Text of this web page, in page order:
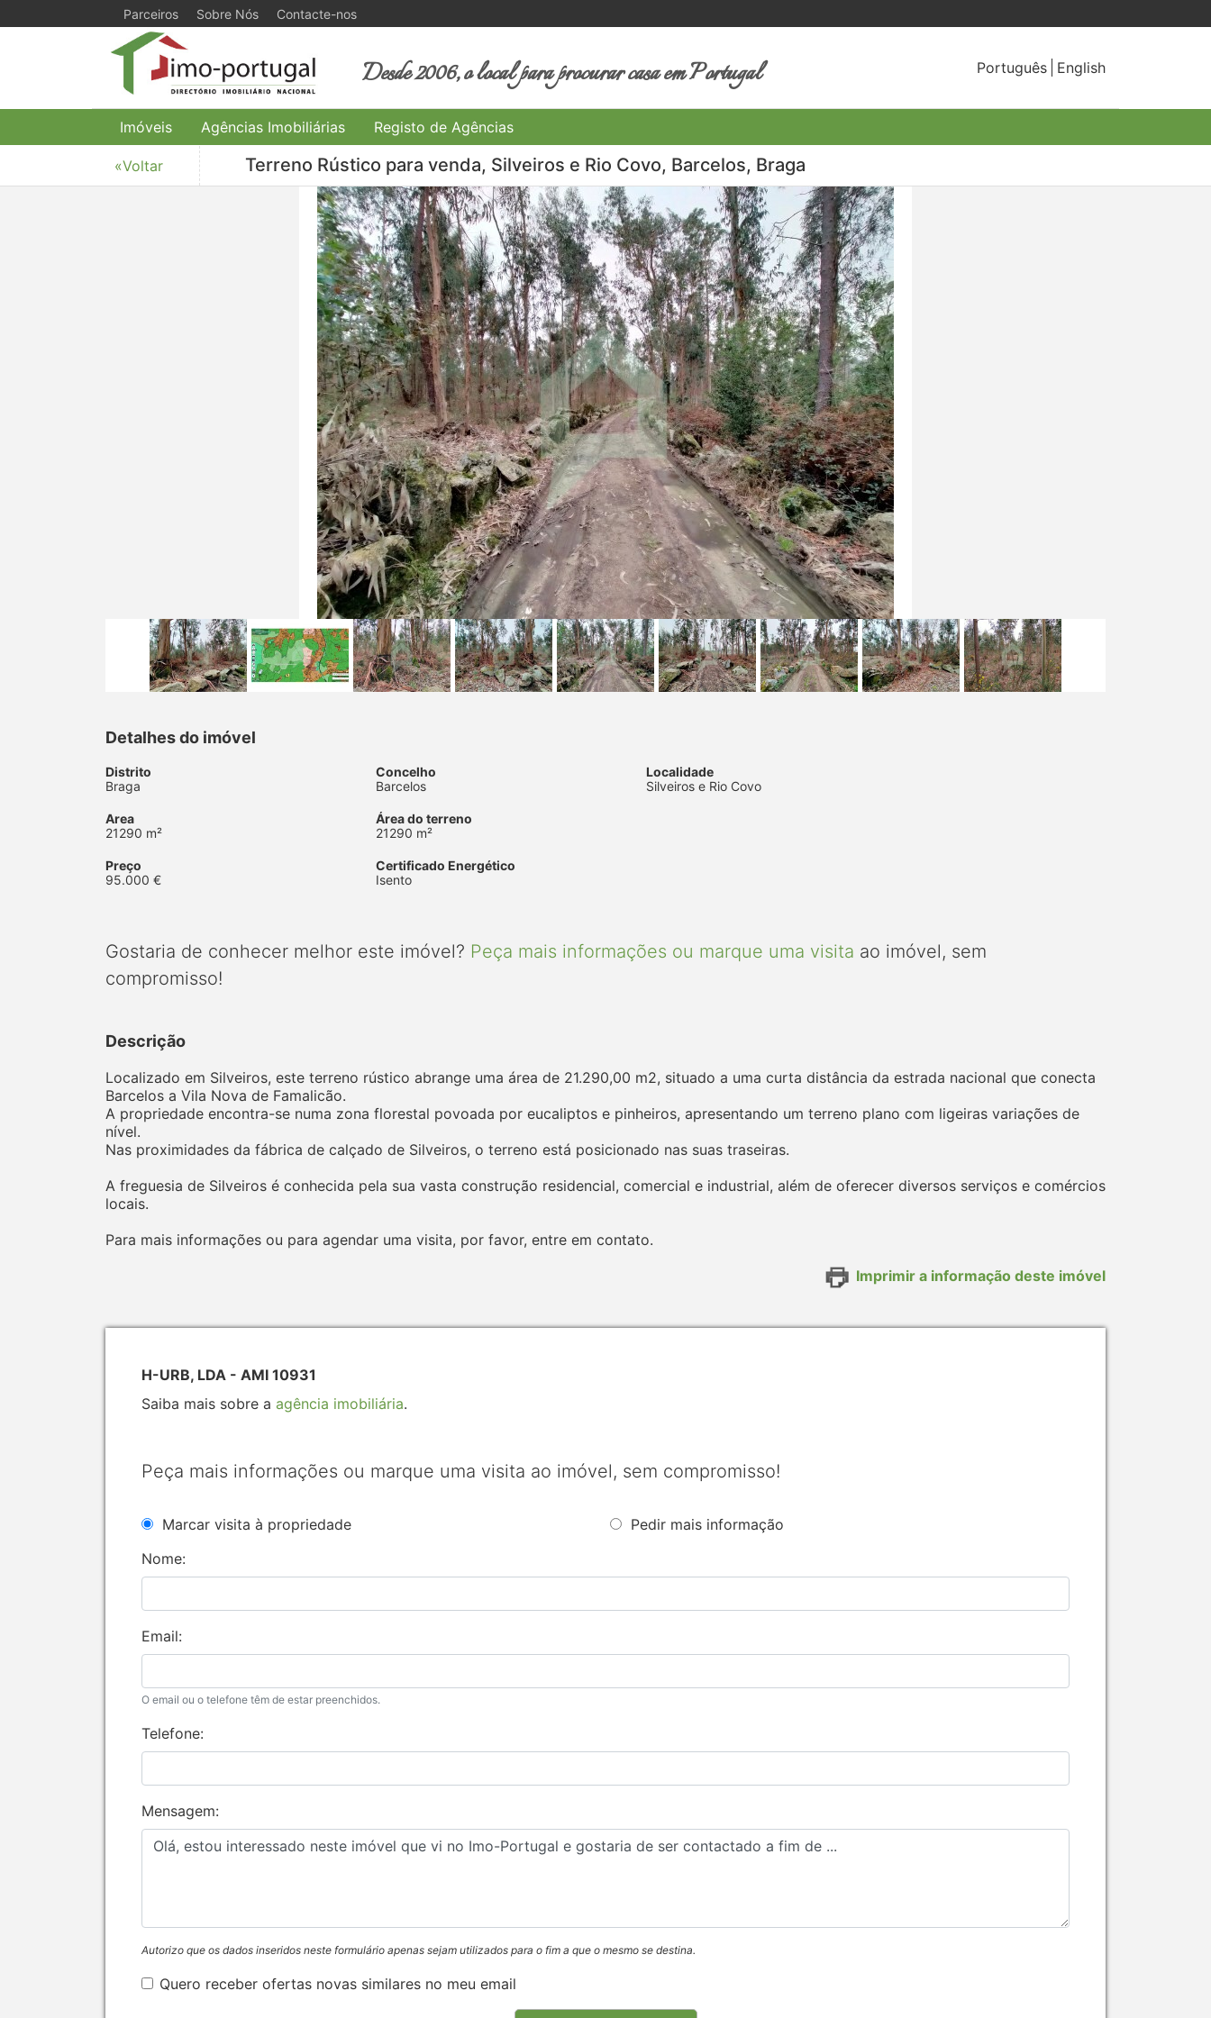
Parceiros Sobre Nós Contacte-nos
Desde 2006, o local para procurar casa em Portugal Português English
Imóveis Agências Imobiliárias Registo de Agências
«Voltar Terreno Rústico para venda, Silveiros e Rio Covo, Barcelos, Braga
Detalhes do imóvel
Distrito
Braga
Concelho
Barcelos
Localidade
Silveiros e Rio Covo
Area
21290 m²
Área do terreno
21290 m²
Preço
95.000 €
Certificado Energético
Isento
Gostaria de conhecer melhor este imóvel? Peça mais informações ou marque uma visita ao imóvel, sem
compromisso!
Descrição
Localizado em Silveiros, este terreno rústico abrange uma área de 21.290,00 m2, situado a uma curta distância da estrada nacional que conecta
Barcelos a Vila Nova de Famalicão.
A propriedade encontra-se numa zona florestal povoada por eucaliptos e pinheiros, apresentando um terreno plano com ligeiras variações de
nível.
Nas proximidades da fábrica de calçado de Silveiros, o terreno está posicionado nas suas traseiras.
A freguesia de Silveiros é conhecida pela sua vasta construção residencial, comercial e industrial, além de oferecer diversos serviços e comércios
locais.
Para mais informações ou para agendar uma visita, por favor, entre em contato.
Imprimir a informação deste imóvel
H-URB, LDA - AMI 10931
Saiba mais sobre a agência imobiliária.
Peça mais informações ou marque uma visita ao imóvel, sem compromisso!
Marcar visita à propriedade
Pedir mais informação
Nome:
Email:
O email ou o telefone têm de estar preenchidos.
Telefone:
Mensagem:
Autorizo que os dados inseridos neste formulário apenas sejam utilizados para o fim a que o mesmo se destina.
Quero receber ofertas novas similares no meu email